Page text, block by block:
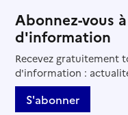
Abonnez-vous
d'information
Recevez gratuitement
d'information :
S'abonner